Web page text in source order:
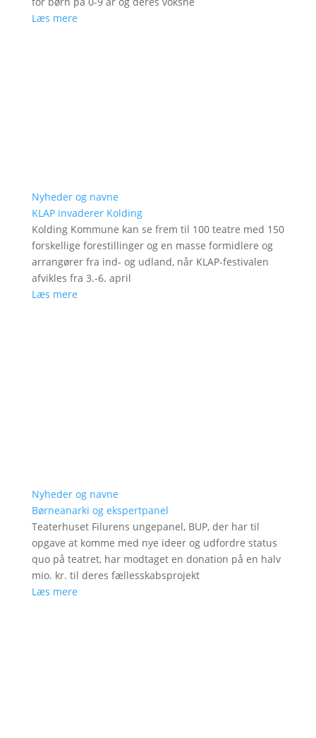
Læs mere
Nyheder og navne
KLAP invaderer Kolding
Kolding Kommune kan se frem til 100 teatre med 150
forskellige forestillinger og en masse formidlere og
arrangører fra ind- og udland, når KLAP-festivalen
afvikles fra 3.-6. april
Læs mere
Nyheder og navne
Børneanarki og ekspertpanel
Teaterhuset Filurens ungepanel, BUP, der har til
opgave at komme med nye ideer og udfordre status
quo på teatret, har modtaget en donation på en halv
mio. kr. til deres fællesskabsprojekt
Læs mere